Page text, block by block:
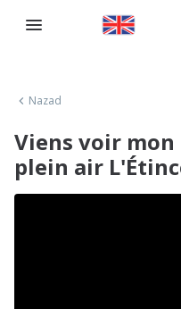
Nazad
Viens voir mon
plein air